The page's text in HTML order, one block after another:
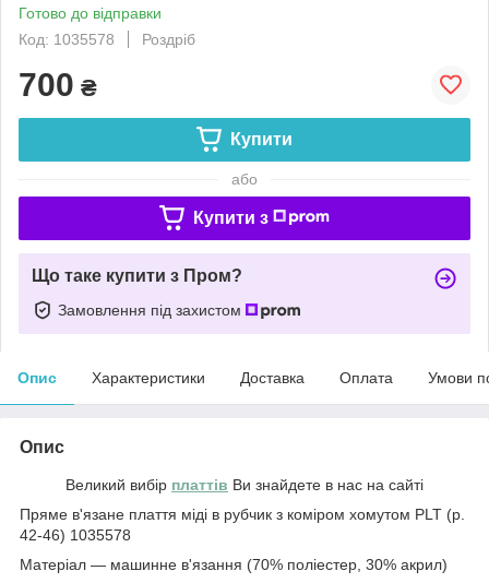
Готово до відправки
Код: 1035578
Роздріб
700 ₴
Купити
або
Купити з
Що таке купити з Пром?
Замовлення під захистом
Опис Характеристики Доставка Оплата Умови
Опис
Великий вибір платтів Ви знайдете в нас на сайті
Пряме в'язане плаття міді в рубчик з коміром хомутом PLT (р.
42-46) 1035578
Матеріал — машинне в'язання (70% поліестер, 30% акрил)